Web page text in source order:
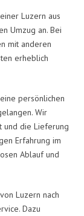
Luzern aus
Umzug an. Bei
mit anderen
erheblich
persönlichen
Wir
und die Lieferung
Erfahrung im
Ablauf und
Luzern nach
Dazu